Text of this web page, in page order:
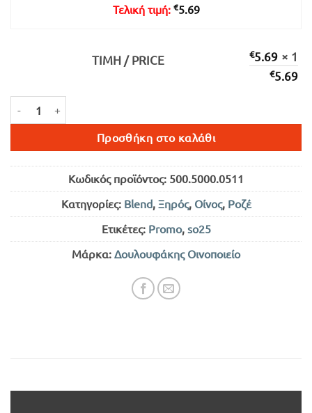
Τελική τιμή: €5.69
ΤΙΜΉ / PRICE €5.69 × 1
€5.69
Προσθήκη στο καλάθι
Κωδικός προϊόντος: 500.5000.0511
Κατηγορίες: Blend, Ξηρός, Οίνος, Ροζέ
Ετικέτες: Promo, so25
Μάρκα: Δουλουφάκης Οινοποιείο